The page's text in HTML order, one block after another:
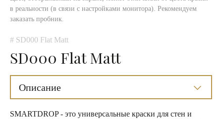
в реальности (в связи с настройками монитора). Рекомендуем
заказать пробник.
# SD000 Flat Matt
SD000 Flat Matt
Описание
SMARTDROP - это универсальные краски для стен и